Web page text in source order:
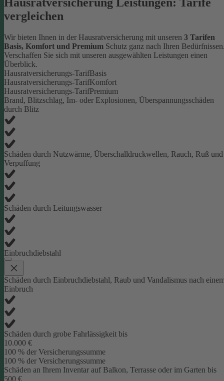
Hausratversicherung Leistungen: Tarife
vergleichen
Wir bieten Ihnen in der Hausratversicherung mit unseren 3 Tarifen
Basis, Komfort und Premium Schutz ganz nach Ihren
Verschaffen Sie sich mit unseren ausgewählten Leistungen einen
Überblick.
Hausratversicherungs-TarifBasis
Hausratversicherungs-TarifKomfort
Hausratversicherungs-TarifPremium
Brand, Blitzschlag, Im- oder Explosionen, Überspannungsschäden
durch Blitz
Schäden durch Nutzwärme, Überschalldruckwellen, Rauch, Ruß und
Verpuffung
Schäden durch Leitungswasser
Einbruchdiebstahl
Schäden durch Einbruchdiebstahl, Raub und Vandalismus nach
Einbruch
Schäden durch grobe Fahrlässigkeit bis
10.000 €
100 % der Versicherungssumme
100 % der Versicherungssumme
Schäden an Ihrem Inventar auf Balkon, Terrasse oder im Garten bis
500 €